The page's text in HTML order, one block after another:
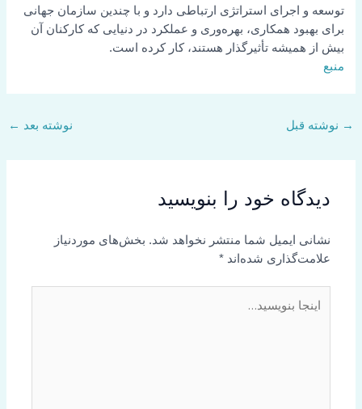
توسعه و اجرای استراتژی ارتباطی دارد و با چندین سازمان جهانی
برای بهبود همکاری، بهره‌وری و عملکرد در دنیایی که کارکنان آن
بیش از همیشه تأثیرگذار هستند، کار کرده است.
منبع
→ نوشته قبل نوشته بعد ←
دیدگاه‌ خود را بنویسید
نشانی ایمیل شما منتشر نخواهد شد. بخش‌های موردنیاز
علامت‌گذاری شده‌اند*
بنویسید…